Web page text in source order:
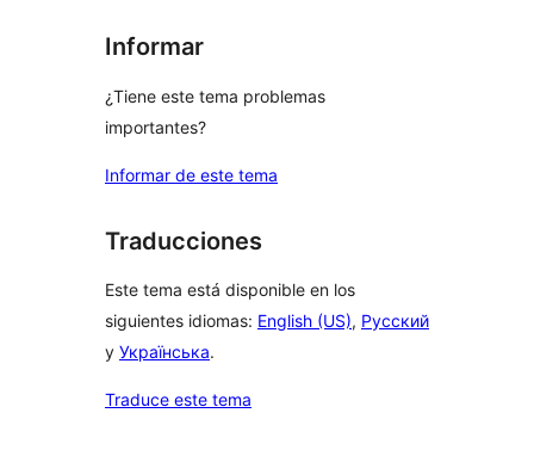
Informar
¿Tiene este tema problemas
importantes?
Informar de este tema
Traducciones
Este tema está disponible en los
siguientes idiomas: English (US), Русский
y Українська.
Traduce este tema